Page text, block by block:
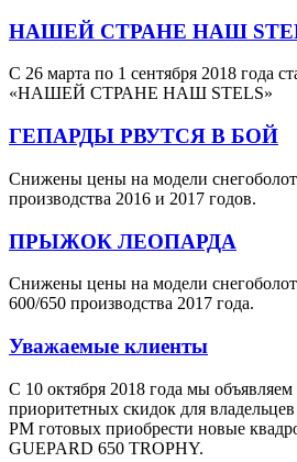
НАШЕЙ СТРАНЕ НАШ
С 26 марта по 1 сентября 2018 года
«НАШЕЙ СТРАНЕ НАШ STELS»
ГЕПАРДЫ РВУТСЯ В БОЙ
Снижены цены на модели
производства 2016 и 2017 годов.
ПРЫЖОК ЛЕОПАРДА
Снижены цены на модели
600/650 производства 2017 года.
Уважаемые клиенты
С 10 октября 2018 года мы
приоритетных скидок для
РМ готовых приобрести новые
GUEPARD 650 TROPHY.